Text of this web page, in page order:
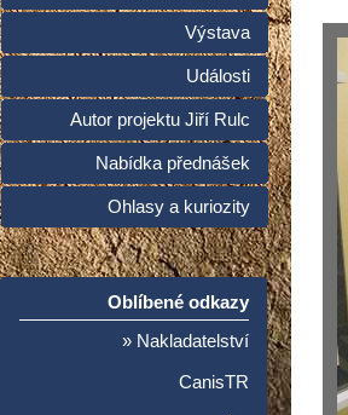
Výstava
Události
Autor projektu Jiří Rulc
Nabídka přednášek
Ohlasy a kuriozity
Oblíbené odkazy
» Nakladatelství
CanisTR